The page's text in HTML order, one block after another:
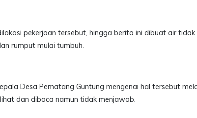
pekerjaan tersebut, hingga berita ini dibuat air tidak
rumput mulai tumbuh.
Desa Pematang Guntung mengenai hal tersebut
dan dibaca namun tidak menjawab.